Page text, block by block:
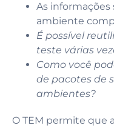
As
ambiente
É possível
teste várias
Como você
de pacotes de
ambientes?
O TEM permite que